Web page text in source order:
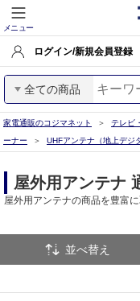
メニュー
ログイン/新規会員登録
全ての商品
家電通販のコジマネット テレビ
ーナー
UHFアンテナ（地上デジ
屋外用アンテナ
屋外用アンテナの商品を豊富
並べ替え